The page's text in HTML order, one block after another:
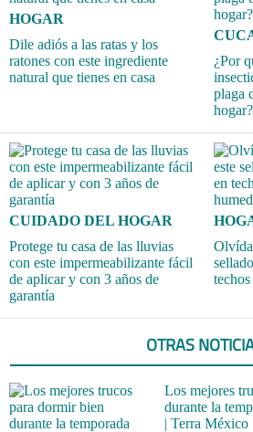
HOGAR
Dile adiós a las ratas y los
ratones con este ingrediente
natural que tienes en casa
¿Por
plaga
hogar?
CUIDADO DEL HOGAR
Protege tu casa de las lluvias
con este impermeabilizante fácil
de aplicar y con 3 años de
garantía
OTRAS
Los mejores
durante la
| Terra México